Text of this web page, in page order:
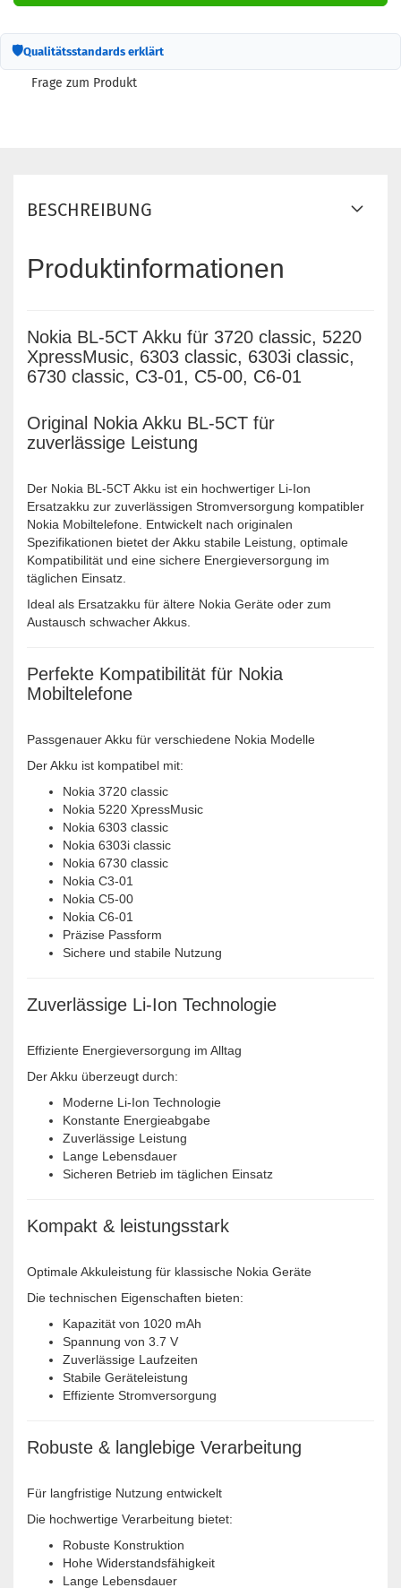
🛡Qualitätsstandards erklärt
Frage zum Produkt
BESCHREIBUNG
Produktinformationen
Nokia BL-5CT Akku für 3720 classic, 5220
XpressMusic, 6303 classic, 6303i classic,
6730 classic, C3-01, C5-00, C6-01
Original Nokia Akku BL-5CT für
zuverlässige Leistung
Der Nokia BL-5CT Akku ist ein hochwertiger Li-Ion
Ersatzakku zur zuverlässigen Stromversorgung kompatibler
Nokia Mobiltelefone. Entwickelt nach originalen
Spezifikationen bietet der Akku stabile Leistung, optimale
Kompatibilität und eine sichere Energieversorgung im
täglichen Einsatz.
Ideal als Ersatzakku für ältere Nokia Geräte oder zum
Austausch schwacher Akkus.
Perfekte Kompatibilität für Nokia
Mobiltelefone
Passgenauer Akku für verschiedene Nokia Modelle
Der Akku ist kompatibel mit:
Nokia 3720 classic
Nokia 5220 XpressMusic
Nokia 6303 classic
Nokia 6303i classic
Nokia 6730 classic
Nokia C3-01
Nokia C5-00
Nokia C6-01
Präzise Passform
Sichere und stabile Nutzung
Zuverlässige Li-Ion Technologie
Effiziente Energieversorgung im Alltag
Der Akku überzeugt durch:
Moderne Li-Ion Technologie
Konstante Energieabgabe
Zuverlässige Leistung
Lange Lebensdauer
Sicheren Betrieb im täglichen Einsatz
Kompakt & leistungsstark
Optimale Akkuleistung für klassische Nokia Geräte
Die technischen Eigenschaften bieten:
Kapazität von 1020 mAh
Spannung von 3.7 V
Zuverlässige Laufzeiten
Stabile Geräteleistung
Effiziente Stromversorgung
Robuste & langlebige Verarbeitung
Für langfristige Nutzung entwickelt
Die hochwertige Verarbeitung bietet:
Robuste Konstruktion
Hohe Widerstandsfähigkeit
Lange Lebensdauer